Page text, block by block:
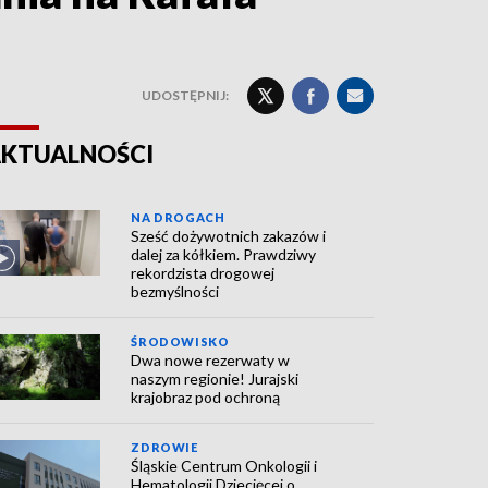
UDOSTĘPNIJ:
NA DROGACH
Sześć dożywotnich zakazów i
dalej za kółkiem. Prawdziwy
rekordzista drogowej
bezmyślności
ŚRODOWISKO
Dwa nowe rezerwaty w
naszym regionie! Jurajski
krajobraz pod ochroną
ZDROWIE
Śląskie Centrum Onkologii i
Hematologii Dziecięcej o